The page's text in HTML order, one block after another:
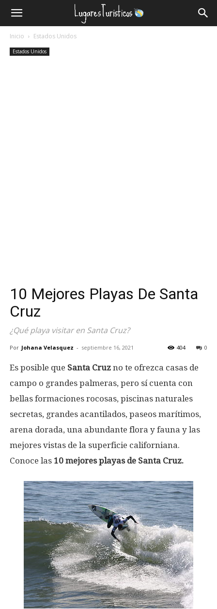
Lugares
Turísticos
Inicio Estados Unidos
Estados Unidos
10 Mejores Playas De Santa
Cruz
¿Qué playa visitar en Santa Cruz?
Por Johana Velasquez - septiembre 16, 2021 0
404
Es posible que Santa Cruz no te ofrezca casas de
campo o grandes palmeras, pero sí cuenta con
bellas formaciones rocosas, piscinas naturales
secretas, grandes acantilados, paseos marítimos,
arena dorada, una abundante flora y fauna y las
mejores vistas de la superficie californiana.
Conoce las 10 mejores playas de Santa Cruz.